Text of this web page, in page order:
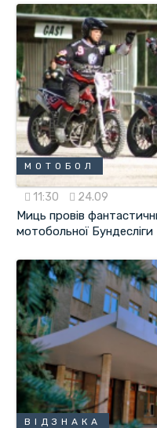
МОТОБОЛ
11:30 24.09
Миць провів
мотобольної Бундесліги
ВІДЗНАКА